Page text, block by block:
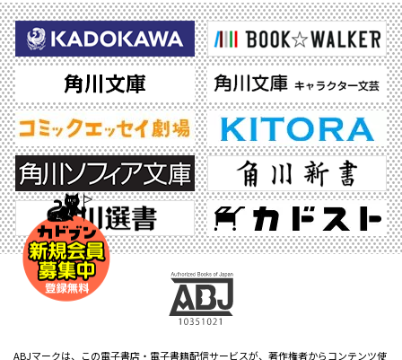
ABJマークは、この電子書店・電子書籍配信サービスが、著作権者からコンテンツ使